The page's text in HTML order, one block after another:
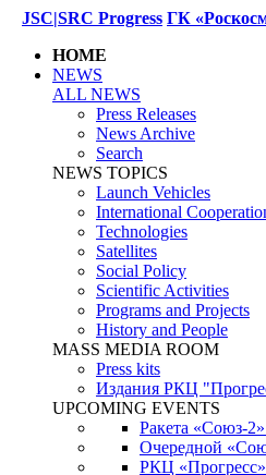
JSC|SRC Progress ГК
HOME
NEWS
ALL NEWS
Press Releases
News Archive
Search
NEWS TOPICS
Launch Vehicles
International
Technologies
Satellites
Social Policy
Scientific Activities
Programs and Projects
History and People
MASS MEDIA ROOM
Press kits
Издания РКЦ
UPCOMING EVENTS
Ракета «Союз-
Очередной
РКЦ «Прогресс»